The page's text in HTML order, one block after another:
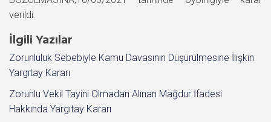
verildi.
İlgili Yazılar
Zorunluluk Sebebiyle Kamu Davasının Düşürülmesine İlişkin
Yargıtay Kararı
Zorunlu Vekil Tayini Olmadan Alınan Mağdur İfadesi
Hakkında Yargıtay Kararı